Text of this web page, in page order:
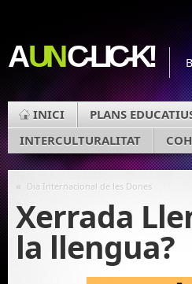
AUNC-LIC-K!
INICI PLANS
INTERCULTURALITAT
« Dia Internacional de les Dones
Xerrada
la llengua?